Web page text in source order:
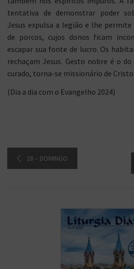
tentativa de demonstrar poder
Jesus expulsa a legião e lhe permite
de porcos, cujos donos ficam
escapar sua fonte de lucro. Os
rechaçam Jesus. Gesto nobre é o
curado, torna-se missionário de
(Dia a dia com o Evangelho 2024)
28 – DOMINGO